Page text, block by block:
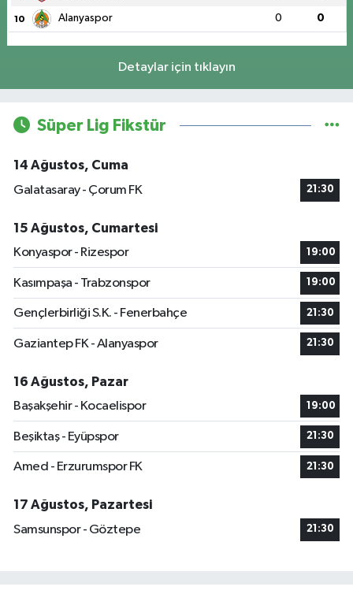
10 Alanyaspor 0 0
Detaylar için tıklayın
Süper Lig Fikstür
14 Ağustos, Cuma
Galatasaray - Çorum FK
21:30
15 Ağustos, Cumartesi
Konyaspor - Rizespor
19:00
Kasımpaşa - Trabzonspor 19:00
Gençlerbirliği S.K. - Fenerbahçe 21:30
Gaziantep FK - Alanyaspor 21:30
16 Ağustos, Pazar
Başakşehir - Kocaelispor
19:00
Beşiktaş - Eyüpspor 21:30
Amed - Erzurumspor FK 21:30
17 Ağustos, Pazartesi
Samsunspor - Göztepe
21:30